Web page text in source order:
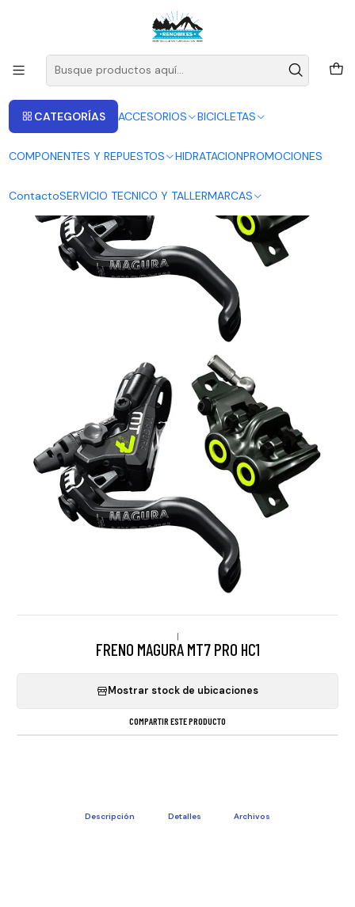
CATEGORÍAS ACCESORIOS BICICLETAS
COMPONENTES Y REPUESTOS HIDRATACIONPROMOCIONES
ContactoSERVICIO TECNICO Y TALLERMARCAS
ENVIOS A LAS RECIONES V - IV - RM DESDE 2.990
|
FRENO MAGURA MT7 PRO HC1
Mostrar stock de ubicaciones
COMPARTIR ESTE PRODUCTO
Descripción Detalles Archivos